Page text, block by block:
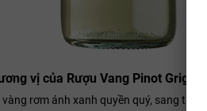
vị của Rượu Vang Pinot Grigio
rơm ánh xanh quyền quý, sang